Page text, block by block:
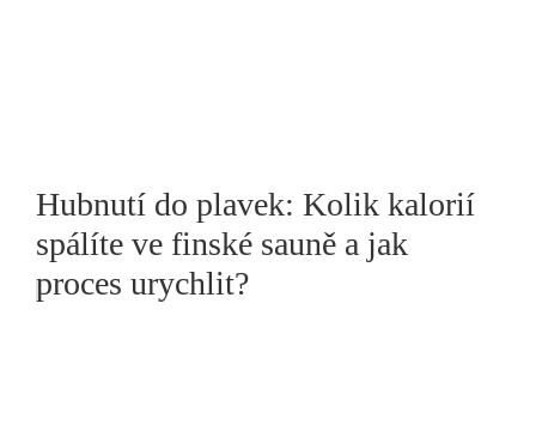
Hubnutí do plavek: Kolik kalorií
spálíte ve finské sauně a jak
proces urychlit?